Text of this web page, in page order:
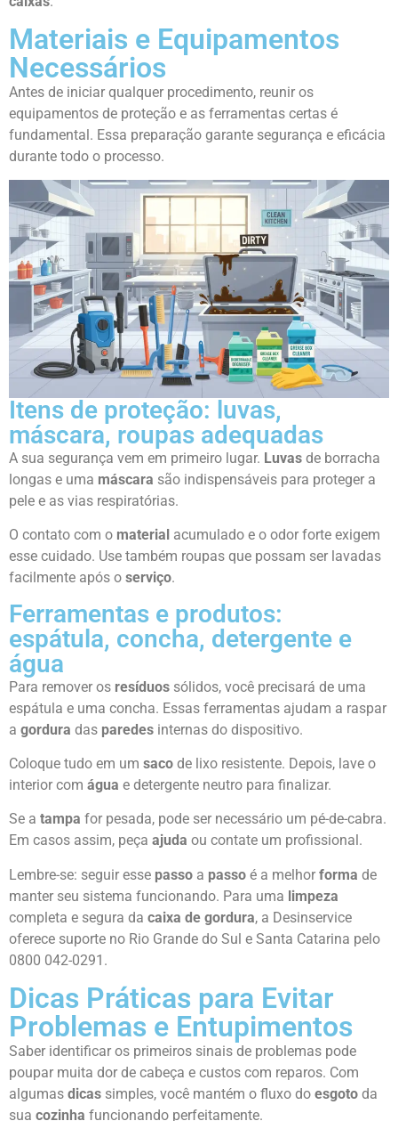
Materiais e Equipamentos
Necessários
Antes de iniciar qualquer procedimento, reunir os
equipamentos de proteção e as ferramentas certas é
fundamental. Essa preparação garante segurança e eficácia
durante todo o processo.
Itens de proteção: luvas,
máscara, roupas adequadas
A sua segurança vem em primeiro lugar. Luvas de borracha
longas e uma máscara são indispensáveis para proteger a
pele e as vias respiratórias.
O contato com o material acumulado e o odor forte exigem
esse cuidado. Use também roupas que possam ser lavadas
facilmente após o serviço.
Ferramentas e produtos:
espátula, concha, detergente e
água
Para remover os resíduos sólidos, você precisará de uma
espátula e uma concha. Essas ferramentas ajudam a raspar
a gordura das paredes internas do dispositivo.
Coloque tudo em um saco de lixo resistente. Depois, lave o
interior com água e detergente neutro para finalizar.
Se a tampa for pesada, pode ser necessário um pé-de-cabra.
Em casos assim, peça ajuda ou contate um profissional.
Lembre-se: seguir esse passo a passo é a melhor forma de
manter seu sistema funcionando. Para uma limpeza
completa e segura da caixa de gordura, a Desinservice
oferece suporte no Rio Grande do Sul e Santa Catarina pelo
0800 042-0291.
Dicas Práticas para Evitar
Problemas e Entupimentos
Saber identificar os primeiros sinais de problemas pode
poupar muita dor de cabeça e custos com reparos. Com
algumas dicas simples, você mantém o fluxo do esgoto da
sua cozinha funcionando perfeitamente.